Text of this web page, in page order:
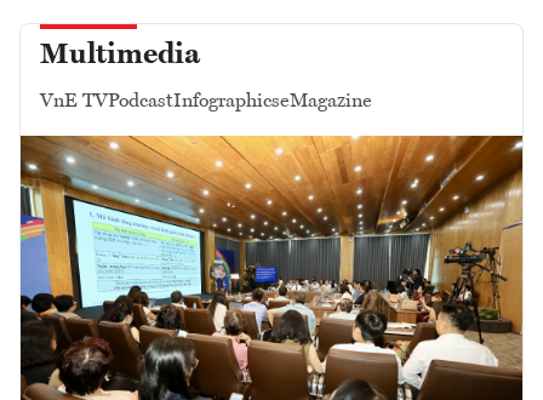
Multimedia
VnE TVPodcastInfographicseMagazine